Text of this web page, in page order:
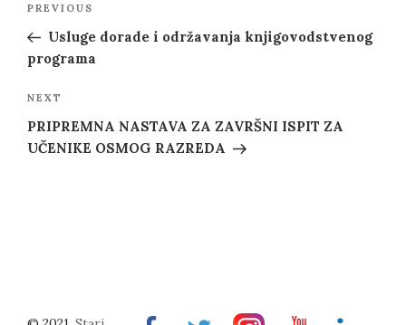
Previous
Post
PREVIOUS
Usluge dorade i održavanja knjigovodstvenog
programa
Next
Post
NEXT
PRIPREMNA NASTAVA ZA ZAVRŠNI ISPIT ZA
UČENIKE OSMOG RAZREDA